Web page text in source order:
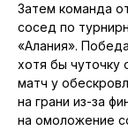
Затем команда
сосед по
«Алания».
хотя бы чуточку
матч у
на грани из-за
на омоложение